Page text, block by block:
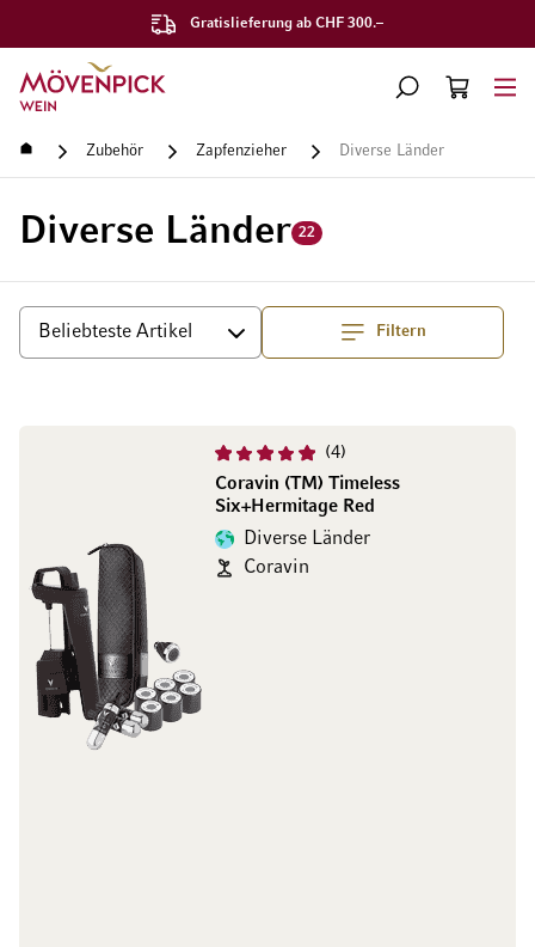
Gratislieferung ab CHF 300.–
Zur Startseite
SUCHE
WARENKORB
Startseite Zubehör Zapfenzieher Diverse Länder
Diverse Länder 22
Filtern
Sortieren Top
4
Coravin (TM) Timeless
Six+Hermitage Red
Diverse Länder
Coravin